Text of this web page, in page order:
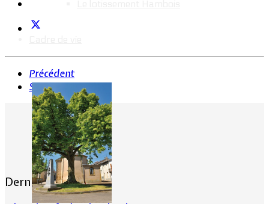
Précédent
Suivant
Dernières actualités